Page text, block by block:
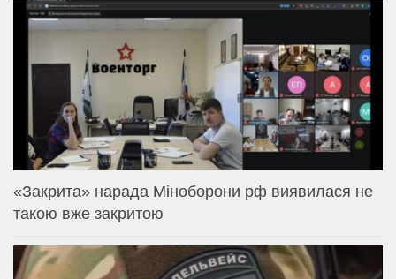
«Закрита» нарада Міноборони рф виявилася не
такою вже закритою